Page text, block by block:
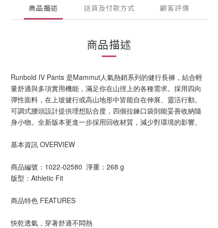
商品描述 送貨及付款方式 顧客評價
商品描述
Runbold IV Pants 是Mammut人氣熱銷系列的健行長褲，結合輕
量舒適與多項實用機能，滿足你在山徑上的各種需求。採用四向
彈性面料，在上坡健行或高山地形中皆能自在伸展、靈活行動。
可調式腰頭設計提供理想貼合度，四個拉鍊口袋則能妥善收納隨
身小物。全新版本更進一步採用回收材質，減少對環境的影響。
基本資訊 OVERVIEW
商品編號：1022-02580 淨重：268 g
版型：Athletic Fit
商品特色 FEATURES
快乾透氣，穿著舒適不悶熱